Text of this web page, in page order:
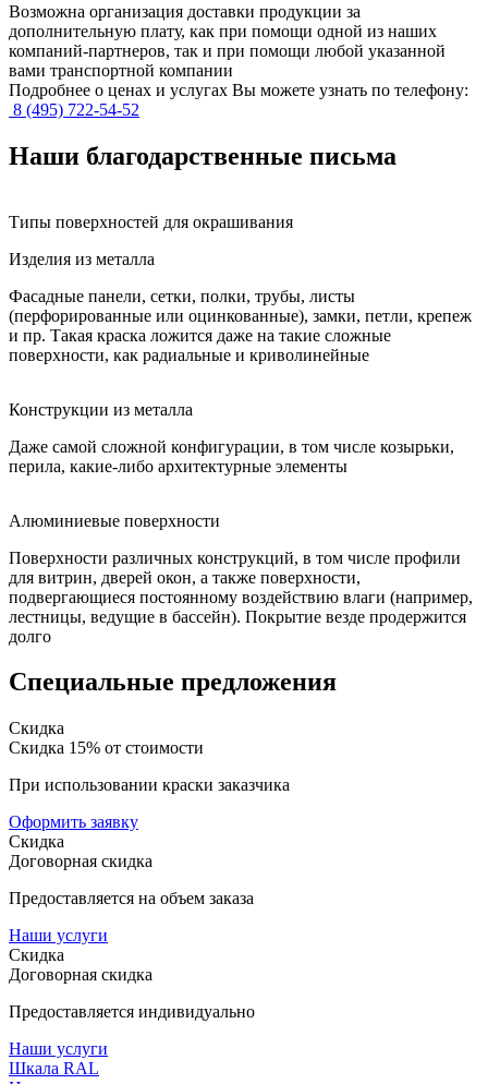
Возможна организация доставки продукции за
дополнительную плату, как при помощи одной из наших
компаний-партнеров, так и при помощи любой указанной
вами транспортной компании
Подробнее о ценах и услугах Вы можете узнать по телефону:
8 (495) 722-54-52
Наши благодарственные письма
Типы поверхностей для окрашивания
Изделия из металла
Фасадные панели, сетки, полки, трубы, листы
(перфорированные или оцинкованные), замки, петли, крепеж
и пр. Такая краска ложится даже на такие сложные
поверхности, как радиальные и криволинейные
Конструкции из металла
Даже самой сложной конфигурации, в том числе козырьки,
перила, какие-либо архитектурные элементы
Алюминиевые поверхности
Поверхности различных конструкций, в том числе профили
для витрин, дверей окон, а также поверхности,
подвергающиеся постоянному воздействию влаги (например,
лестницы, ведущие в бассейн). Покрытие везде продержится
долго
Специальные предложения
Скидка
Скидка 15% от стоимости
При использовании краски заказчика
Оформить заявку
Скидка
Договорная скидка
Предоставляется на объем заказа
Наши услуги
Скидка
Договорная скидка
Предоставляется индивидуально
Наши услуги
Шкала RAL